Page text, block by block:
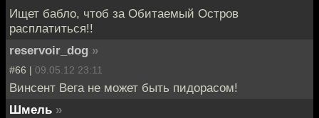
Ищет бабло, чтоб за Обитаемый Остров
расплатиться!!
reservoir_dog »
#66 | 09.05.12 23:11
Винсент Вега не может быть пидорасом!
Шмель »